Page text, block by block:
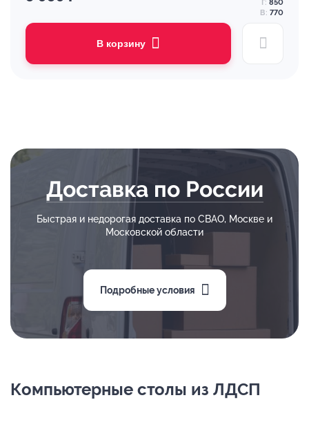
Г: 850
В: 770
В корзину
Доставка по России
Быстрая и недорогая доставка по СВАО, Москве и
Московской области
Подробные условия
Компьютерные столы из ЛДСП